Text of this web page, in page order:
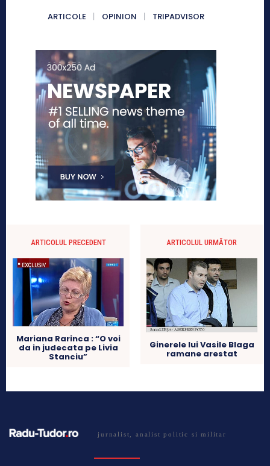
ARTICOLE OPINION TRIPADVISOR
ARTICOLUL PRECEDENT
Mariana Rarinca : “O voi
da in judecata pe Livia
Stanciu”
ARTICOLUL URMĂTOR
Ginerele lui Vasile Blaga
ramane arestat
jurnalist, analist politic si militar